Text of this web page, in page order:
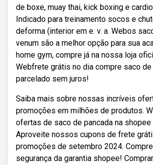
de boxe, muay thai, kick boxing e
Indicado para treinamento socos e
deforma (interior em e. v. a. Webos
venum são a melhor opção para sua
home gym, compre já na nossa loja
Webfrete grátis no dia compre saco de
parcelado sem juros!
Saiba mais sobre nossas incríveis
promoções em milhões de produtos.
ofertas de saco de pancada na
Aproveite nossos cupons de frete
promoções de setembro 2024.
segurança da garantia shopee!